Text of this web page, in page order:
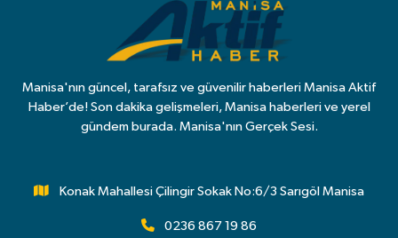
Manisa'nın güncel, tarafsız ve güvenilir haberleri Manisa Aktif
Haber’de! Son dakika gelişmeleri, Manisa haberleri ve yerel
gündem burada. Manisa'nın Gerçek Sesi.
Konak Mahallesi Çilingir Sokak No:6/3 Sarıgöl Manisa
0236 867 19 86